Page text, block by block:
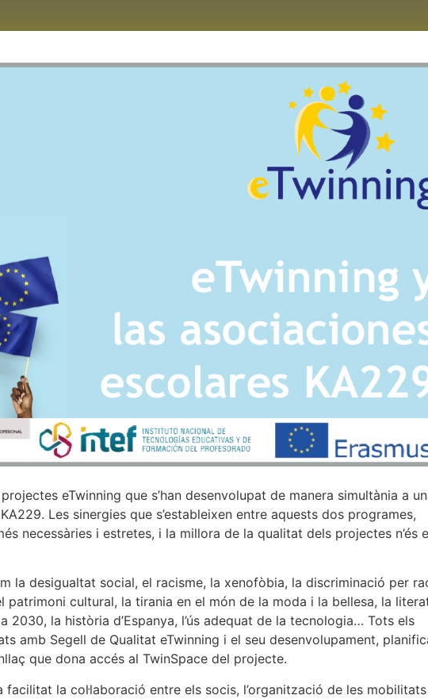
eTwinning que s’han desenvolupat de manera simultània a
Les sinergies que s’estableixen entre aquests dos programes,
necessàries i estretes, i la millora de la qualitat dels projectes n’és
la desigualtat social, el racisme, la xenofòbia, la discriminació per
patrimoni cultural, la tirania en el món de la moda i la bellesa, la
2030, la història d’Espanya, l’ús adequat de la tecnologia… Tots els
amb Segell de Qualitat eTwinning i el seu desenvolupament,
que dona accés al TwinSpace del projecte.
facilitat la col·laboració entre els socis, l’organització de les